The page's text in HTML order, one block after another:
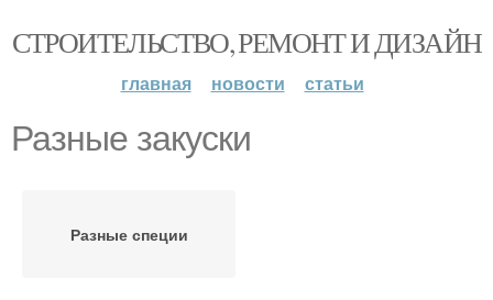
СТРОИТЕЛЬСТВО, РЕМОНТ И ДИЗАЙН
главная новости статьи
Разные закуски
Разные специи